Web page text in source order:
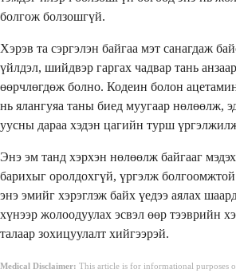
болгож болзошгүй.
Хэрэв та сэргэлэн байгаа мэт санагдаж
үйлдэл, шийдвэр гаргах чадвар тань
өөрчлөгдөж болно. Кодеин болон
нь ялангуяа таны биед муугаар нөлөөлж,
уусны дараа хэдэн цагийн турш
Энэ эм танд хэрхэн нөлөөлж байгааг
барихыг оролдохгүй, үргэлж
энэ эмийг хэрэглэж байх үедээ аялах
хүнээр жолоодуулах эсвэл өөр тээврийн
талаар зохицуулалт хийгээрэй.
Medical Disclaimer: This article is for informational purposes